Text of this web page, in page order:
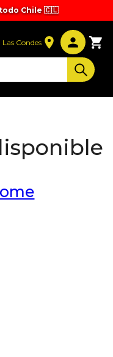
Chile 🇨🇱
🚚
Las Condes